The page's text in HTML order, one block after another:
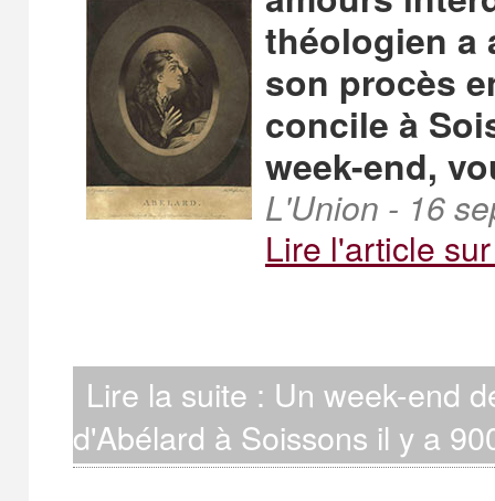
théologien a
son procès
concile à
week-end,
L'Union - 16
Lire l'article
Lire la suite : Un week-end
d'Abélard à Soissons il y a